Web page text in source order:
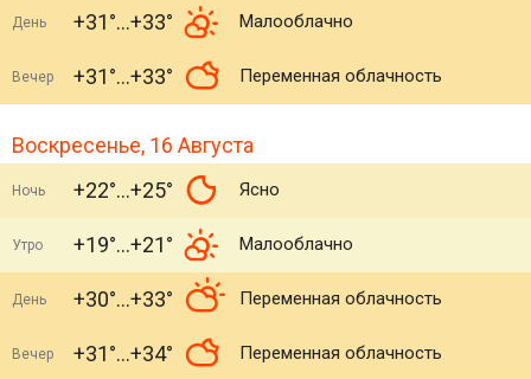
День +31° +33° Малооблачно
Вечер +31° +33° Переменная облачность
Воскресенье, 16 Августа
Ночь +22° +25° Ясно
Утро +19° +21° Малооблачно
День +30° +33° Переменная облачность
Вечер +31° +34° Переменная облачность